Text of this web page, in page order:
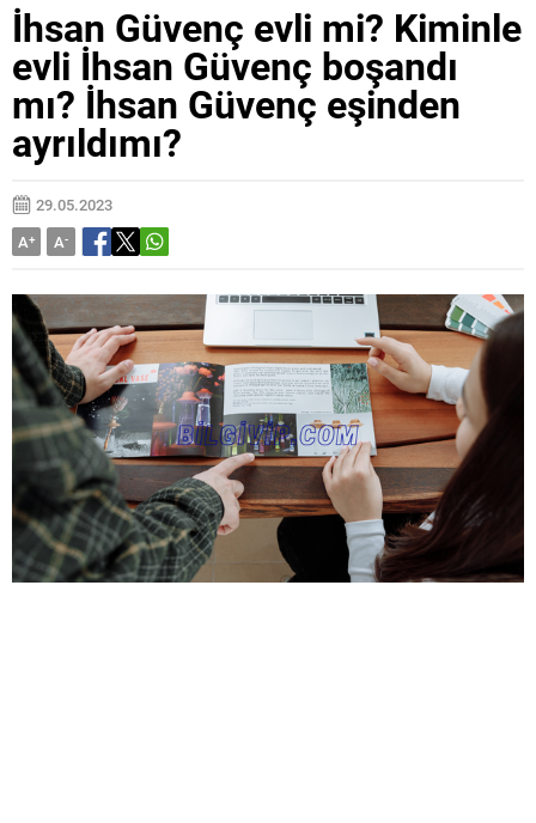
İhsan Güvenç evli mi? Kiminle
evli İhsan Güvenç boşandı
mı? İhsan Güvenç eşinden
ayrıldımı?
29.05.2023
A+ A-